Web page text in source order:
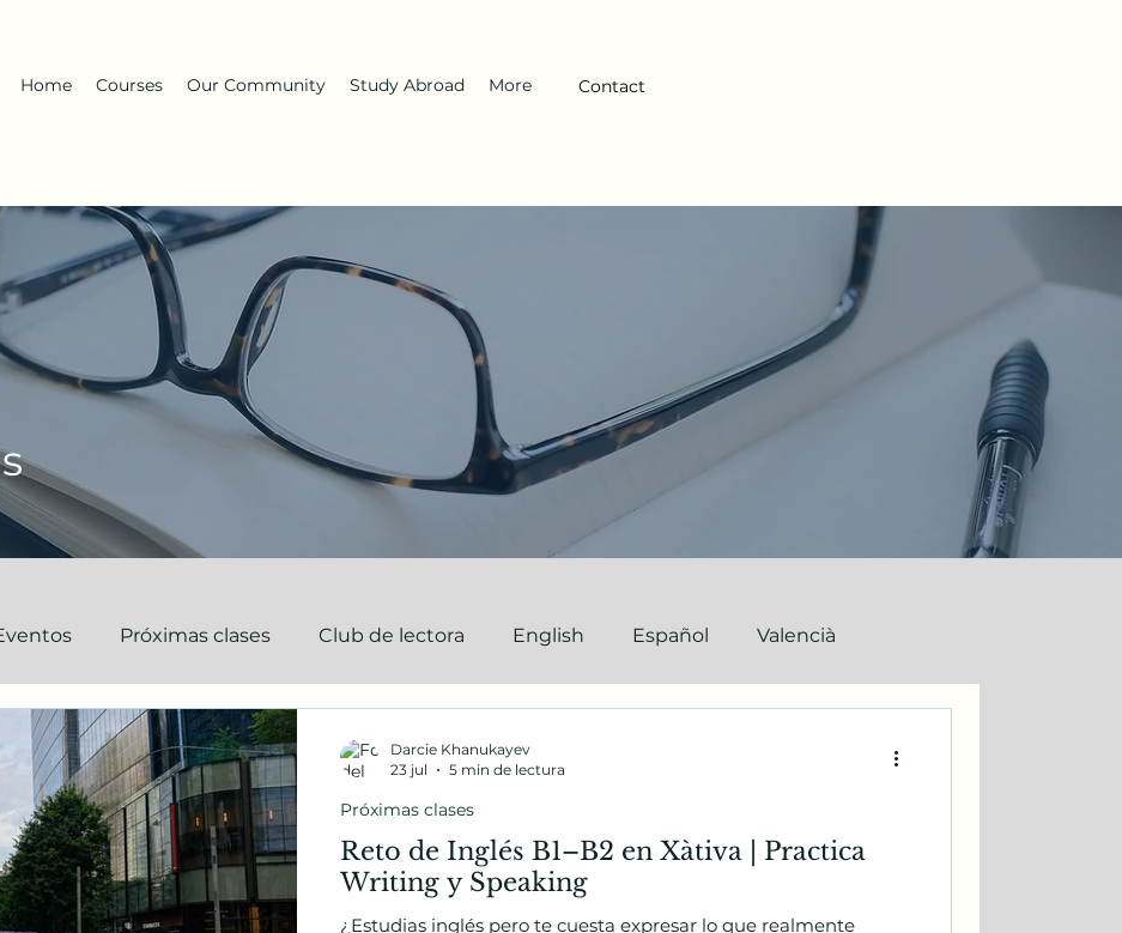
Home Courses Our Community Study Abroad More Contact
Próximas clases Club de lectora English Español Valencià
y practicas Los Niños DarKha
Reto de Inglés B1–B2 en Xàtiva | Practica
Writing y Speaking
¿Estudias inglés pero te cuesta expresar lo que realmente
Próximas clases
Darcie Khanukayev
23 jul
5 min de lectura